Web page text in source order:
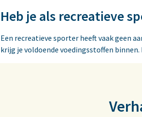
Heb je als recreatieve
Een recreatieve sporter heeft vaak geen
krijg je voldoende voedingsstoffen binnen.